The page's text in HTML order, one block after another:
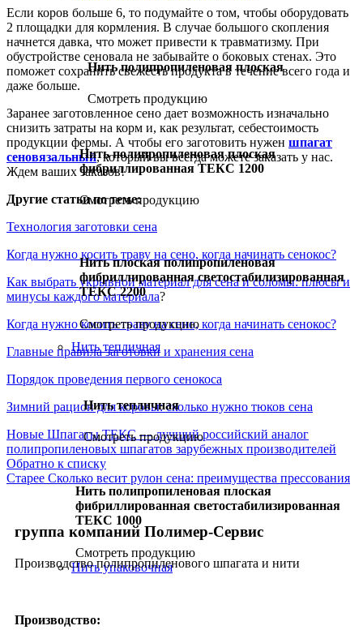
Нить полипропиленовая плоская
Смотреть продукцию
Нить полипропиленовая плоская
фибриллированная ТЕКС 1200
Смотреть продукцию
Нить плоская полипропиленовая
фибриллированная светостабилизированная
ТЕКС 2200
Смотреть продукцию
Нить тепличная
Нить тепличная
Смотреть продукцию
Нить полипропиленовая плоская
фибриллированная светостабилизированная
ТЕКС 1000
Смотреть продукцию
Нить упаковочная
Если коров больше 6, то подумайте о том, чтобы оборудовать
2 площадки для кормления. В случае большого скопления
начнется давка, что может привести к травматизму. При
обустройстве сеновала не забывайте о боковых стенах. Это
поможет сохранить свежесть продукта в течение всего года и
даже больше.
Заранее заготовленное сено дает возможность изначально
снизить затраты на корм и, как результат, себестоимость
продукции фермы. А чтобы его заготовить нужен шпагат
сеновязальный, который вы всегда можете заказать у нас.
Ждем ваших заказов!
Другие статьи по теме:
Технология заготовки сена
Когда нужно косить траву на сено, когда начинать сенокос?
Как выбрать укрывной материал для сена и соломы: плюсы и
минусы каждого материала?
Когда нужно косить траву на сено, когда начинать сенокос?
Главные правила заготовки и хранения сена
Порядок проведения первого сенокоса
Зимний рацион для коровы: сколько нужно тюков сена
Новые Шпагаты ТЕКС — лучший российский аналог
полипропиленовых шпагатов зарубежных производителей
Обратно к списку
Старее Сколько весит рулон сена: преимущества прессования
группа компаний Полимер-Сервис
Производство полипропиленового шпагата и нити
Производство: